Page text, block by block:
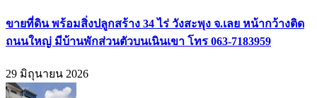
ขายที่ดิน พร้อมสิ่งปลูกสร้าง 34 ไร่ วังสะพุง จ.เลย หน้ากว้างติด
ถนนใหญ่ มีบ้านพักส่วนตัวบนเนินเขา โทร 063-7183959
29 มิถุนายน 2026